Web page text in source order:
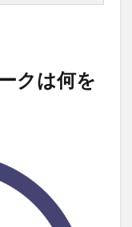
クは何を